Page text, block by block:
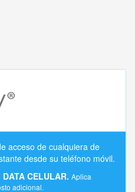
acceso de cualquiera de
desde su teléfono móvil.
DATA CELULAR. Aplica
adicional.